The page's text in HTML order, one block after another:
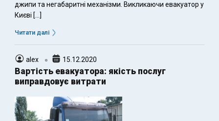
джипи та негабаритні механізми. Викликаючи евакуатор у
Києві […]
Читати далі
alex 15.12.2020
Вартість евакуатора: якість послуг
виправдовує витрати